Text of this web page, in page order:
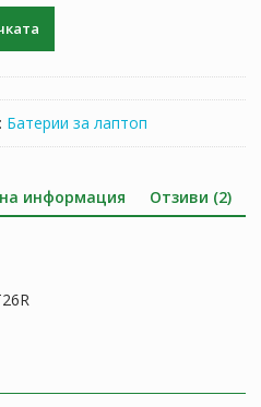
Батерии за лаптоп
информация Отзиви (2)